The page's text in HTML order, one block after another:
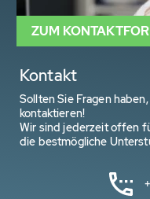
Kontakt
Sollten Sie Fragen
kontaktieren!
Wir sind jederzeit offen
die bestmögliche
ZUM